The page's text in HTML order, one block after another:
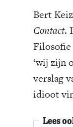
Bert
Contact.
Filosofie
‘wij zijn
verslag
idioot
Lees